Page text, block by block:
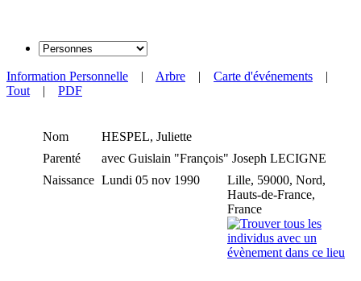
Information Personnelle | Arbre | Carte d'événements |
Tout| PDF
Nom HESPEL, Juliette
Parenté
avec Guislain "François" Joseph LECIGNE
Naissance Lundi 05 nov 1990
Lille, 59000, Nord,
Hauts-de-France,
France